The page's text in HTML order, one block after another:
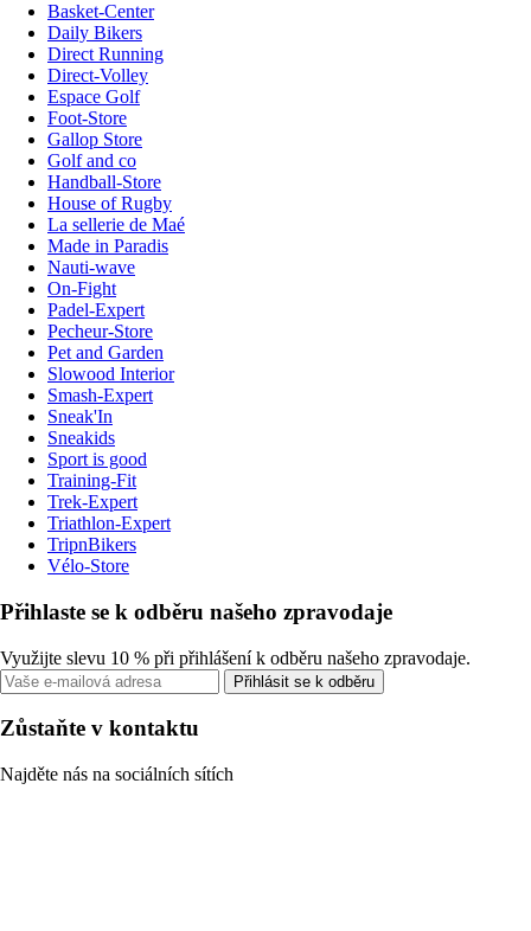
Basket-Center
Daily Bikers
Direct Running
Direct-Volley
Espace Golf
Foot-Store
Gallop Store
Golf and co
Handball-Store
House of Rugby
La sellerie de Maé
Made in Paradis
Nauti-wave
On-Fight
Padel-Expert
Pecheur-Store
Pet and Garden
Slowood Interior
Smash-Expert
Sneak'In
Sneakids
Sport is good
Training-Fit
Trek-Expert
Triathlon-Expert
TripnBikers
Vélo-Store
Přihlaste se k odběru našeho zpravodaje
Využijte slevu 10 % při přihlášení k odběru našeho zpravodaje.
Přihlásit se k odběru
Zůstaňte v kontaktu
Najděte nás na sociálních sítích